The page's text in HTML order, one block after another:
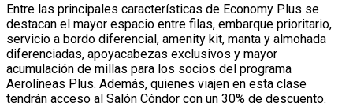
Entre las principales características de Economy Plus se
destacan el mayor espacio entre filas, embarque prioritario,
servicio a bordo diferencial, amenity kit, manta y almohada
diferenciadas, apoyacabezas exclusivos y mayor
acumulación de millas para los socios del programa
Aerolíneas Plus. Además, quienes viajen en esta clase
tendrán acceso al Salón Cóndor con un 30% de descuento.